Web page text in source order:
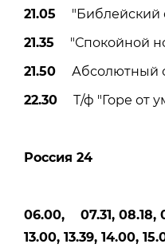
21.05 "Библейский
21.35 "Спокойной
21.50 Абсолютный
22.30 Т/ф "Горе от
Россия 24
06.00, 07.31, 08.18,
13.00, 13.39, 14.00,